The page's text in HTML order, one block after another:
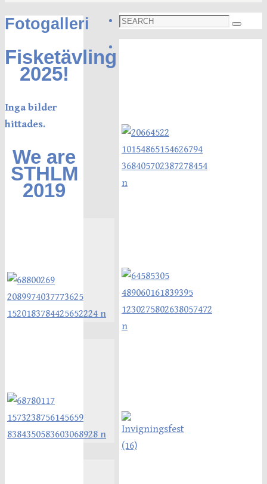
Fotogalleri
Fisketävling
2025!
Inga bilder
hittades.
We are
STHLM
2019
Search
for:
Search